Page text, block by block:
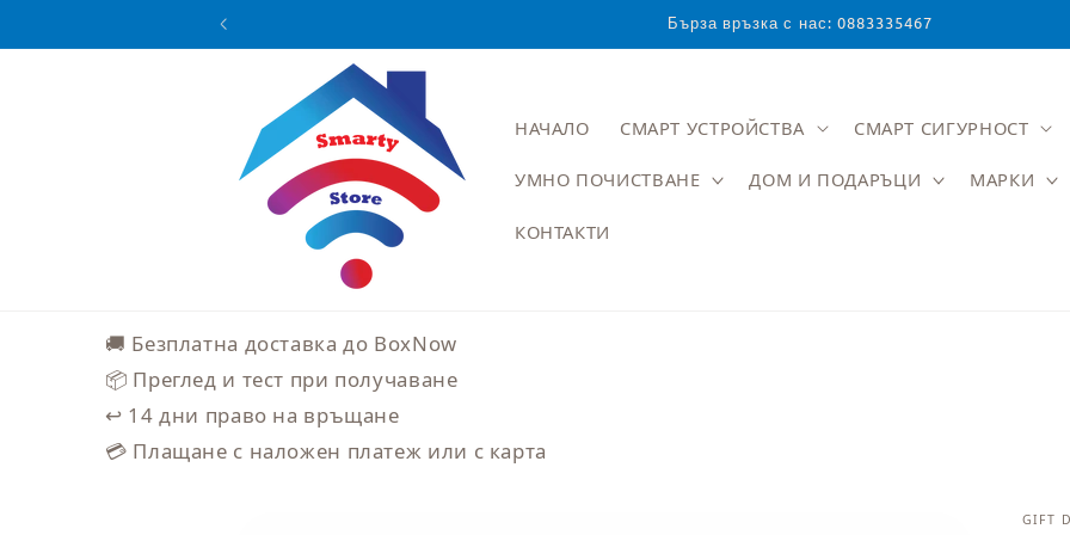
Бърза връзка с нас: 0883335467
НАЧАЛО СМАРТ УСТРОЙСТВА СМАРТ СИГУРНОСТ
УМНО ПОЧИСТВАНЕ ДОМ И ПОДАРЪЦИ МАРКИ
КОНТАКТИ
🚚 Безплатна доставка до BoxNow
📦 Преглед и тест при получаване
↩️ 14 дни право на връщане
💳 Плащане с наложен платеж или с карта
GIFT